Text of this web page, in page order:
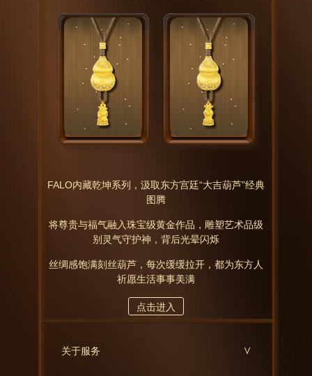
FALO内藏乾坤系列，汲取东方宫廷“大吉葫芦”经典
图腾
将尊贵与福气融入珠宝级黄金作品，雕塑艺术品级
别灵气守护神，背后光晕闪烁
丝绸感饱满刻丝葫芦，每次缓缓拉开，都为东方人
祈愿生活事事美满
点击进入
关于服务